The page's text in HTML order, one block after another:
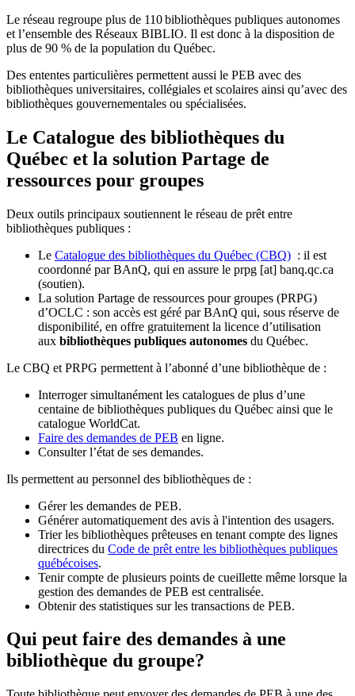
Le réseau regroupe plus de 110bibliothèques publiques autonomes
et l’ensemble des Réseaux BIBLIO. Il est donc à la disposition de
plus de 90 % de la population du Québec.
Des ententes particulières permettent aussi le PEB avec des
bibliothèques universitaires, collégiales et scolaires ainsi qu’avec des
bibliothèques gouvernementales ou spécialisées.
Le Catalogue des bibliothèques du
Québec et la solution Partage de
ressources pour groupes
Deux outils principaux soutiennent le réseau de prêt entre
bibliothèques publiques :
Le Catalogue des bibliothèques du Québec (CBQ) : il est
coordonné par BAnQ, qui en assure le prpg [at] banq.qc.ca
(soutien).
La solution Partage de ressources pour groupes (PRPG)
d’OCLC : son accès est géré par BAnQ qui, sous réserve de
disponibilité, en offre gratuitement la licence d’utilisation
aux bibliothèques publiques autonomes du Québec.
Le CBQ et PRPG permettent à l’abonné d’une bibliothèque de :
Interroger simultanément les catalogues de plus d’une
centaine de bibliothèques publiques du Québec ainsi que le
catalogue WorldCat.
Faire des demandes de PEB en ligne.
Consulter l’état de ses demandes.
Ils permettent au personnel des bibliothèques de :
Gérer les demandes de PEB.
Générer automatiquement des avis à l'intention des usagers.
Trier les bibliothèques prêteuses en tenant compte des lignes
directrices du Code de prêt entre les bibliothèques publiques
québécoises.
Tenir compte de plusieurs points de cueillette même lorsque la
gestion des demandes de PEB est centralisée.
Obtenir des statistiques sur les transactions de PEB.
Qui peut faire des demandes à une
bibliothèque du groupe?